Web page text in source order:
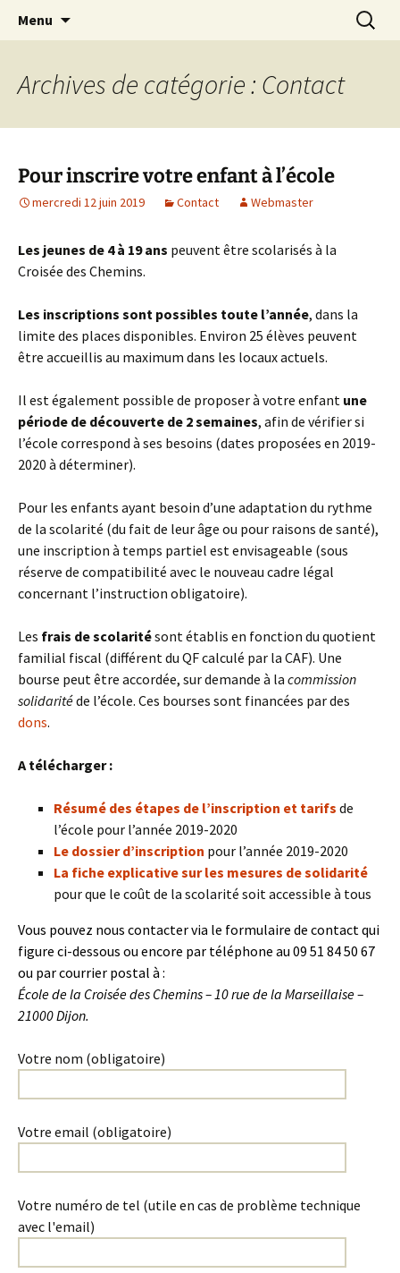
la Croisée des Chemins
apprendre, vivre, se révéler
Menu
Archives de catégorie : Contact
Pour inscrire votre enfant à l’école
mercredi 12 juin 2019 Contact Webmaster
Les jeunes de 4 à 19 ans peuvent être scolarisés à la
Croisée des Chemins.
Les inscriptions sont possibles toute l’année, dans la
limite des places disponibles. Environ 25 élèves peuvent
être accueillis au maximum dans les locaux actuels.
Il est également possible de proposer à votre enfant une
période de découverte de 2 semaines, afin de vérifier si
l’école correspond à ses besoins (dates proposées en 2019-
2020 à déterminer).
Pour les enfants ayant besoin d’une adaptation du rythme
de la scolarité (du fait de leur âge ou pour raisons de santé),
une inscription à temps partiel est envisageable (sous
réserve de compatibilité avec le nouveau cadre légal
concernant l’instruction obligatoire).
Les frais de scolaritésont établis en fonction du quotient
familial fiscal (différent du QF calculé par la CAF). Une
bourse peut être accordée, sur demande à la commission
solidaritéde l’école. Ces bourses sont financées par des
dons.
A télécharger :
Résumé des étapes de l’inscription et tarifs de
l’école pour l’année 2019-2020
Le dossier d’inscription pour l’année 2019-2020
La fiche explicative sur les mesures de solidarité
pour que le coût de la scolarité soit accessible à tous
Vous pouvez nous contacter via le formulaire de contact qui
figure ci-dessous ou encore par téléphone au 09 51 84 50 67
ou par courrier postal à :
École de la Croisée des Chemins – 10 rue de la Marseillaise –
21000 Dijon.
Votre nom (obligatoire)
Votre email (obligatoire)
Votre numéro de tel (utile en cas de problème technique
avec l'email)